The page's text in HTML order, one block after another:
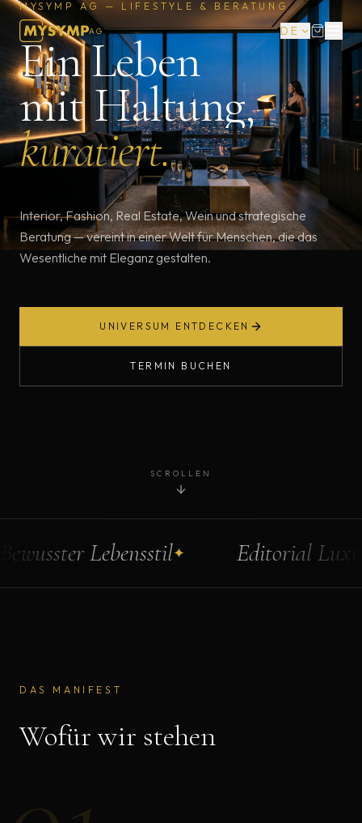
AG DE
MYSYMP AG — LIFESTYLE & BERATUNG
Ein Leben
mit Haltung,
kuratiert.
Interior, Fashion, Real Estate, Wein und strategische
Beratung — vereint in einer Welt für Menschen, die das
Wesentliche mit Eleganz gestalten.
UNIVERSUM ENTDECKEN
TERMIN BUCHEN
SCROLLEN
Lebensstil✦ Editorial Luxus
DAS MANIFEST
Wofür wir stehen